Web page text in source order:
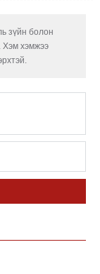
зүйн болон
Хэм хэмжээ